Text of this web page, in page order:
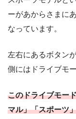
ーがあからさまに
なっています。
左右にあるボタン
側にはドライブモ
このドライブモー
マル」「スポーツ